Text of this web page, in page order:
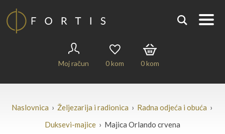
Moj račun 0kom 0kom
Naslovnica › Željezarija i radionica › Radna odjeća i obuća ›
Duksevi-majice › Majica Orlando crvena